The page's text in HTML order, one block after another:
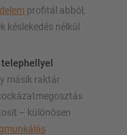
profitál abból,
késlekedés nélkül
másik raktár
– különösen